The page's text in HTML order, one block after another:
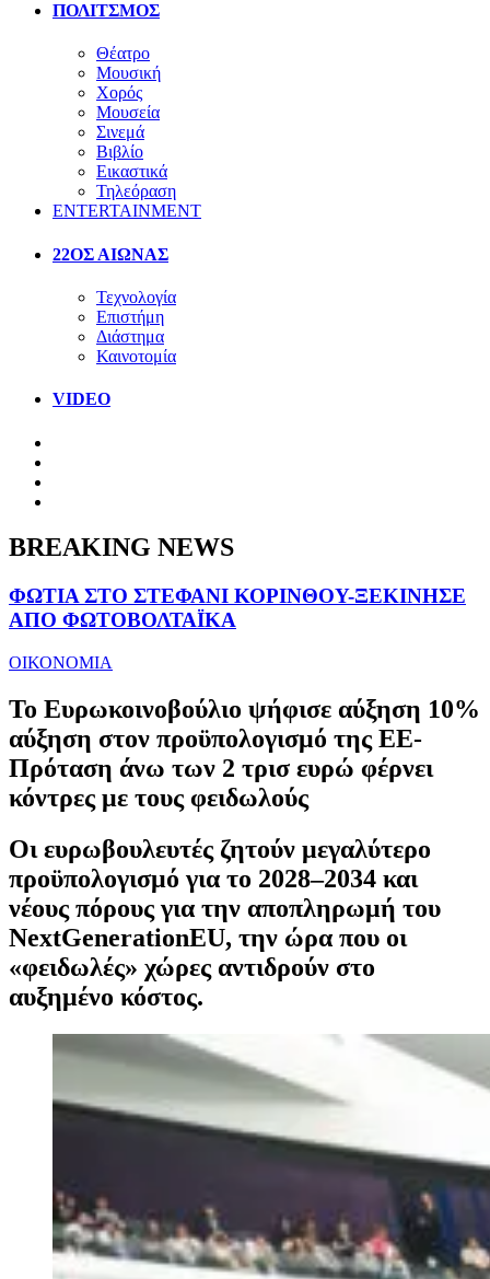
ΠΟΛΙΤΣΜΟΣ
Θέατρο
Μουσική
Χορός
Μουσεία
Σινεμά
Βιβλίο
Εικαστικά
Τηλεόραση
ENTERTAINMENT
22ΟΣ ΑΙΩΝΑΣ
Τεχνολογία
Επιστήμη
Διάστημα
Καινοτομία
VIDEO
BREAKING NEWS
ΦΩΤΙΑ ΣΤΟ ΣΤΕΦΑΝΙ ΚΟΡΙΝΘΟΥ-ΞΕΚΙΝΗΣΕ
ΑΠΟ ΦΩΤΟΒΟΛΤΑΪΚΑ
ΟΙΚΟΝΟΜΙΑ
Το Ευρωκοινοβούλιο ψήφισε αύξηση 10%
αύξηση στον προϋπολογισμό της ΕΕ-
Πρόταση άνω των 2 τρισ ευρώ φέρνει
κόντρες με τους φειδωλούς
Οι ευρωβουλευτές ζητούν μεγαλύτερο
προϋπολογισμό για το 2028–2034 και
νέους πόρους για την αποπληρωμή του
NextGenerationEU, την ώρα που οι
«φειδωλές» χώρες αντιδρούν στο
αυξημένο κόστος.